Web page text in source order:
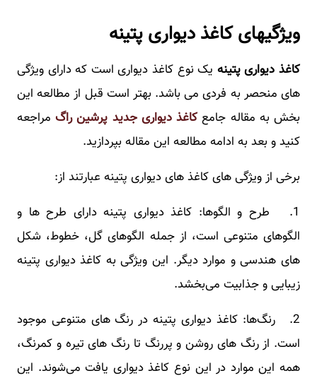
ویژگیهای کاغذ دیواری پتینه
کاغذ دیواری پتینه یک نوع کاغذ دیواری است که دارای ویژگی
‌های منحصر به فردی می باشد. بهتر است قبل از مطالعه این
بخش به مقاله جامع کاغذ دیواری جدید پرشین راگ مراجعه
کنید و بعد به ادامه مطالعه این مقاله بپردازید.
برخی از ویژگی‌ های کاغذ های دیواری پتینه عبارتند از:
1. طرح و الگوها: کاغذ دیواری پتینه دارای طرح‌ ها و
الگوهای متنوعی است، از جمله الگوهای گل، خطوط، شکل
‌های هندسی و موارد دیگر. این ویژگی به کاغذ دیواری پتینه
زیبایی و جذابیت می‌بخشد.
2. رنگ‌ها: کاغذ دیواری پتینه در رنگ‌ های متنوعی موجود
است. از رنگ ‌های روشن و پررنگ تا رنگ‌ های تیره و کمرنگ،
همه این موارد در این نوع کاغذ دیواری یافت می‌شوند. این